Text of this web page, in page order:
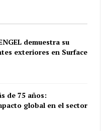
demuestra su
exteriores en Surface
de 75 años:
global en el sector